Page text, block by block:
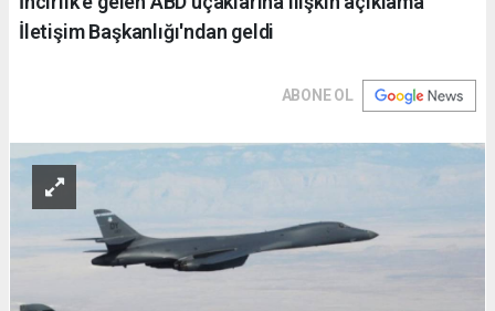
İletişim Başkanlığı'ndan geldi
ABONE OL